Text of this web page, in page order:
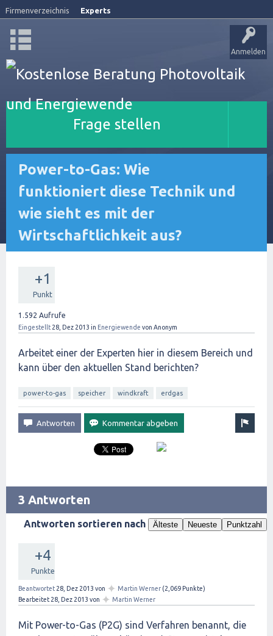
Firmenverzeichnis Experts
Anmelden
Frage stellen
Power-to-Gas: Wie
funktioniert diese Technik und
wie sieht es mit der
Wirtschaftlichkeit aus?
+1
Punkt
1.592 Aufrufe
Eingestellt 28, Dez 2013 in Energiewende von Anonym
Arbeitet einer der Experten hier in diesem Bereich und
kann über den aktuellen Stand berichten?
power-to-gas speicher windkraft erdgas
3 Antworten
Antworten sortieren nach Älteste Neueste Punktzahl
+4
Punkte
Beantwortet 28, Dez 2013 von ✦ Martin Werner (2,069 Punkte)
Bearbeitet 28, Dez 2013 von ✦ Martin Werner
Mit Power-to-Gas (P2G) sind Verfahren benannt, die